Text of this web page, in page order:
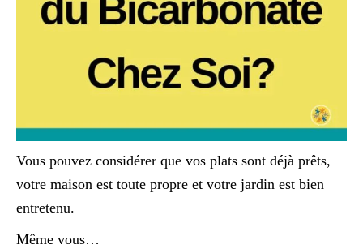
Vous pouvez considérer que vos plats sont déjà prêts,
votre maison est toute propre et votre jardin est bien
entretenu.
Même vous…